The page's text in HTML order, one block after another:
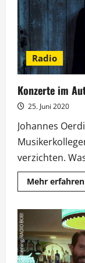
Radio
Konzerte im
25. Juni 2020
Johannes
verzichten.
Mehr erfahren